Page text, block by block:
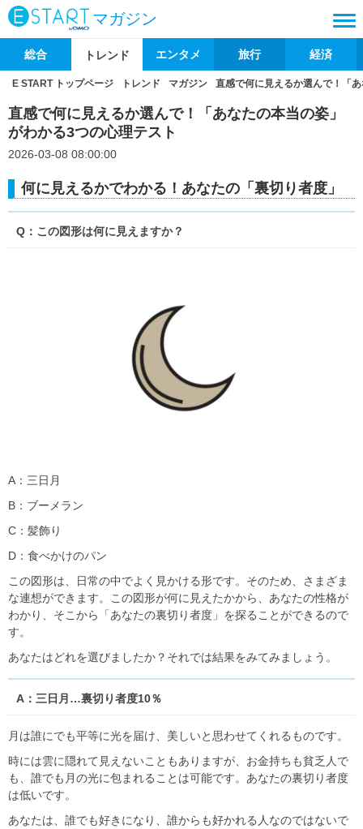
マガジン
総合 トレンド エンタメ 旅行 経済
E START トップページ トレンド マガジン 直感で何に見えるか選んで！「
直感で何に見えるか選んで！「あなたの本当の姿」
がわかる3つの心理テスト
2026-03-08 08:00:00
何に見えるかでわかる！あなたの「裏切り者度」
Q：この図形は何に見えますか？
A：三日月
B：ブーメラン
C：髪飾り
D：食べかけのパン
この図形は、日常の中でよく見かける形です。そのため、さまざま
な連想ができます。この図形が何に見えたかから、あなたの性格が
わかり、そこから「あなたの裏切り者度」を探ることができるので
す。
あなたはどれを選びましたか？それでは結果をみてみましょう。
A：三日月…裏切り者度10％
月は誰にでも平等に光を届け、美しいと思わせてくれるものです。
時には雲に隠れて見えないこともありますが、お金持ちも貧乏人で
も、誰でも月の光に包まれることは可能です。あなたの裏切り者度
は低いです。
あなたは、誰でも好きになり、誰からも好かれる人なのではないで